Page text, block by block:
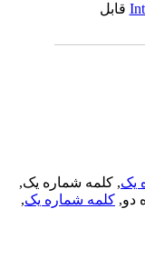
قابل
, کلمه شماره یک,
کلمه شماره یک,